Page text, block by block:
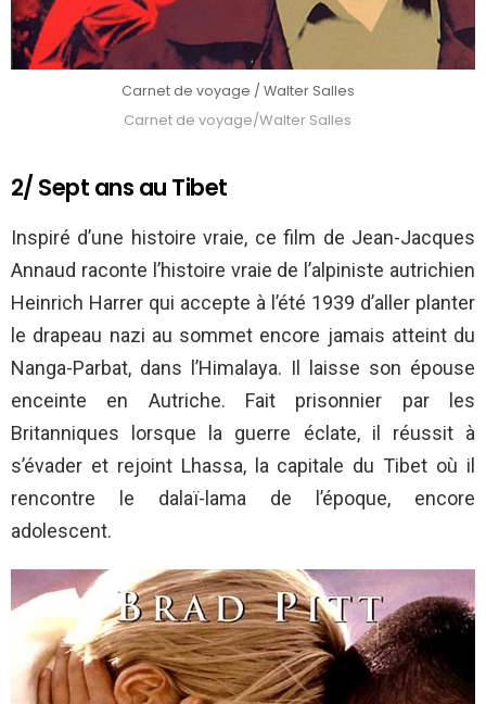
Carnet de voyage / Walter Salles
Carnet de voyage/Walter Salles
2/ Sept ans au Tibet
Inspiré d’une histoire vraie, ce film de Jean-Jacques
Annaud raconte l’histoire vraie de l’alpiniste autrichien
Heinrich Harrer qui accepte à l’été 1939 d’aller planter
le drapeau nazi au sommet encore jamais atteint du
Nanga-Parbat, dans l’Himalaya. Il laisse son épouse
enceinte en Autriche. Fait prisonnier par les
Britanniques lorsque la guerre éclate, il réussit à
s’évader et rejoint Lhassa, la capitale du Tibet où il
rencontre le dalaï-lama de l’époque, encore
adolescent.